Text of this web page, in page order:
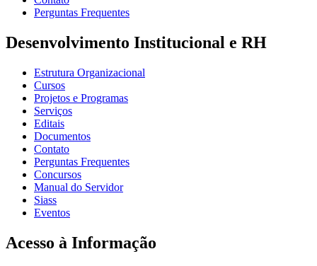
Perguntas Frequentes
Desenvolvimento Institucional e RH
Estrutura Organizacional
Cursos
Projetos e Programas
Serviços
Editais
Documentos
Contato
Perguntas Frequentes
Concursos
Manual do Servidor
Siass
Eventos
Acesso à Informação